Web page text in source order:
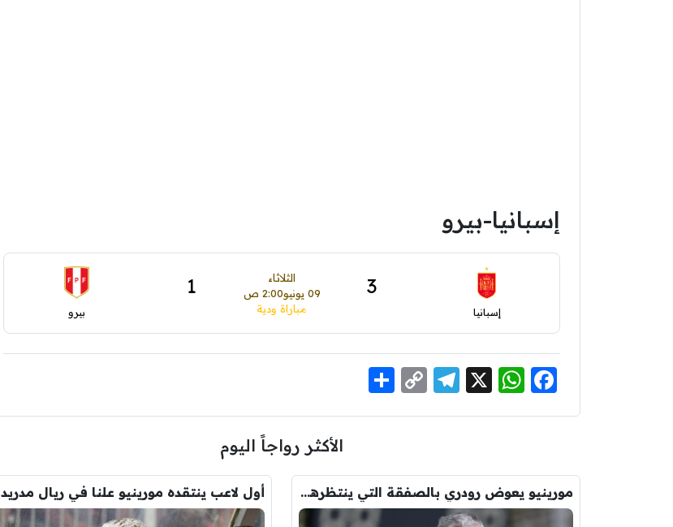
إسبانيا-بيرو
إسبانيا
3
الثلاثاء
09 يونيو
2:00 ص 1
مباراة ودية بيرو
Facebook
WhatsApp
X
Telegram
Copy
الأكثر رواجاً اليوم
مورينيو يعوض رودري بالصفقة التي ينتظرها جمهور الريال أول لاعب ينتقده مورينيو علنا في ريال مدريد